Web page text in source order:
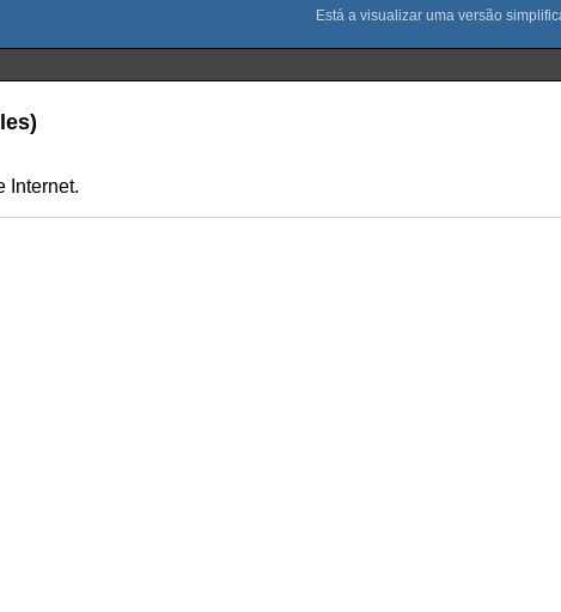
Internet.